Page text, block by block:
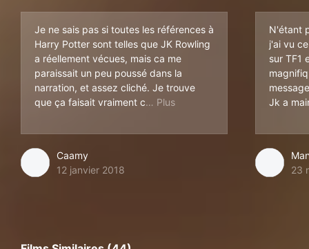
Je ne sais pas si toutes les références à
Harry Potter sont telles que JK Rowling
a réellement vécues, mais ca me
paraissait un peu poussé dans la
narration, et assez cliché. Je trouve
que ça faisait vraiment c
heap à certains moments,
Caamy
12 janvier 2018
N'étant
j'ai vu
sur TF1
Jk a
23